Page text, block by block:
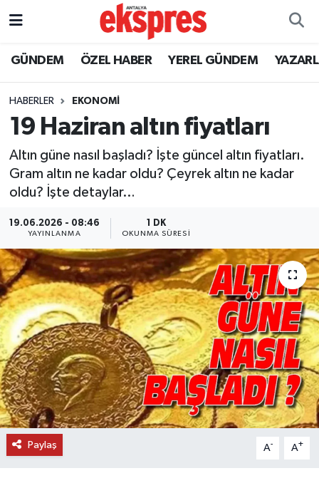
GÜNDEM ÖZEL HABER YEREL GÜNDEM
HABERLER EKONOMİ
19 Haziran altın fiyatları
Altın güne nasıl başladı? İşte güncel altın fiyatları.
Gram altın ne kadar oldu? Çeyrek altın ne kadar
oldu? İşte detaylar…
19.06.2026 - 08:46
YAYINLANMA
1 DK
OKUNMA SÜRESI
Paylaş A- A+
ÖZEL HABER
YEREL GÜNDEM
EKONOMİ
KÜLTÜR - SANAT
SPOR
SİYASET
SAĞLIK
DÜNYA
EĞİTİM
TURİZM
RÖPORTAJ
Nöbetçi Eczaneler
Trafik Durumu
Süper Lig Puan Durumu ve Fikstür
Tüm Manşetler
Son Dakika Haberleri
Haber Arşivi